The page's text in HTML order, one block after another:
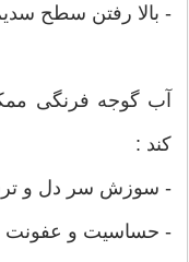
- بالا رفتن سطح
آب گوجه فرنگی
کند :
- سوزش سر دل و
- حساسیت و عفونت